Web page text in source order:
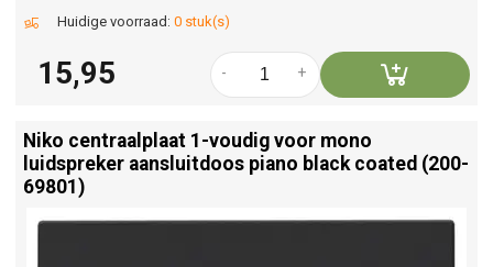
Huidige voorraad: 0 stuk(s)
15,95 +
-
Niko centraalplaat 1-voudig voor mono
luidspreker aansluitdoos piano black coated (200-
69801)